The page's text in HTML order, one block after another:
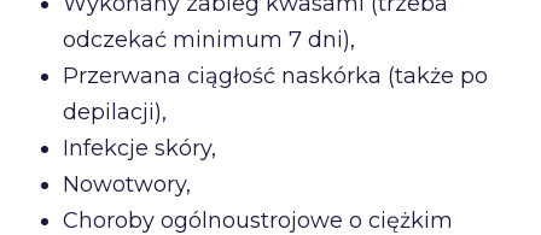
odczekać minimum 7 dni),
Przerwana ciągłość naskórka (także po
depilacji),
Infekcje skóry,
Nowotwory,
Choroby ogólnoustrojowe o ciężkim